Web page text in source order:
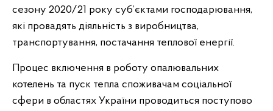
сезону 2020/21 року суб’єктами господарювання,
які провадять діяльність з виробництва,
транспортування, постачання теплової енергії.
Процес включення в роботу опалювальних
котелень та пуск тепла споживачам соціальної
сфери в областях України проводиться поступово